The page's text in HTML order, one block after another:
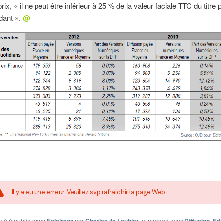
« il ne peut être inférieur à 25 % de la valeur faciale TTC du titre
». @
Il y a eu une erreur. Veuillez svp rafraîchir la page Web.